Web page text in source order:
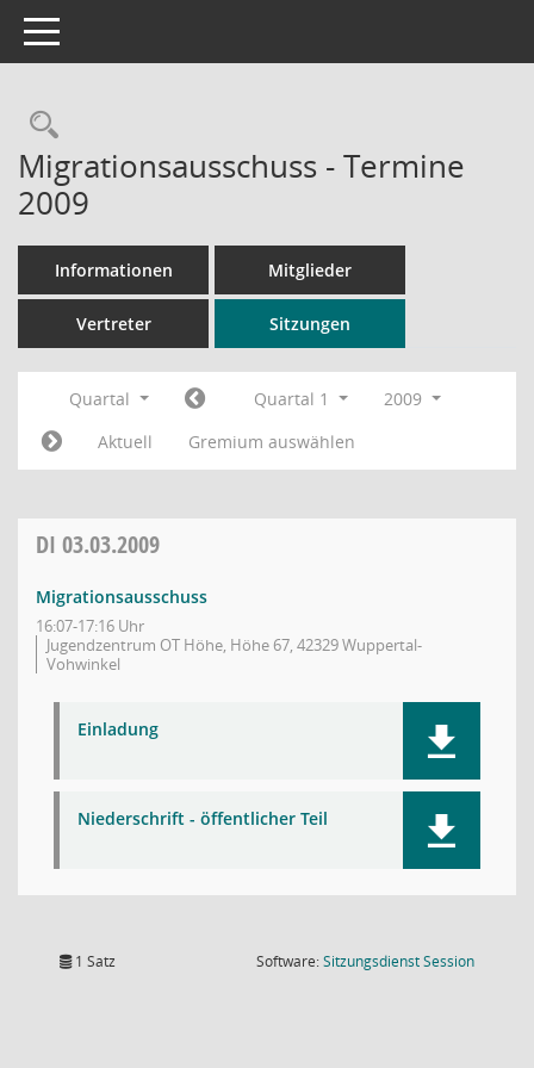
Toggle navigation
Rechercheauswahl
Migrationsausschuss - Termine
2009
Informationen Mitglieder
Vertreter Sitzungen
Quartal Quartal 1
2009
Aktuell
Gremium auswählen
DI 03.03.2009
Migrationsausschuss
16:07-17:16 Uhr
Jugendzentrum OT Höhe, Höhe 67, 42329 Wuppertal-
Vohwinkel
Einladung
Niederschrift - öffentlicher Teil
1 Satz Software:SitzungsdienstSession(Wird in